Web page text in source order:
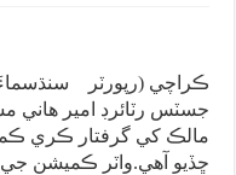
ڪراچي (رپورٽر
جسٽس رٽائرڊ امير
مالڪ کي گرفتار ڪري
ڇڏيو آهي.واٽر ڪميشن جي